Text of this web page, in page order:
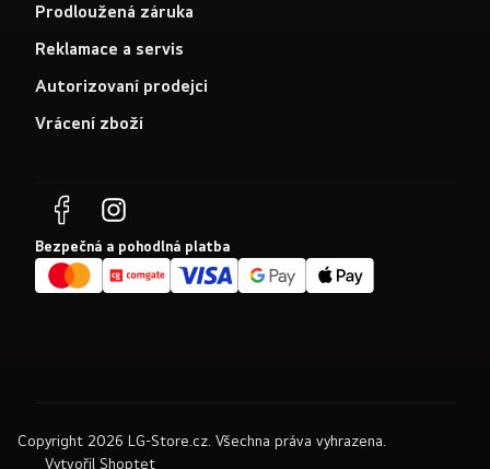
Prodloužená záruka
Reklamace a servis
Autorizovaní prodejci
Vrácení zboží
Bezpečná a pohodlná platba
Vytvořil Shoptet
Copyright 2026 LG-Store.cz . Všechna práva vyhrazena.